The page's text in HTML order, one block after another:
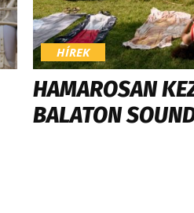
HÍREK
HAMAROSAN
BALATON